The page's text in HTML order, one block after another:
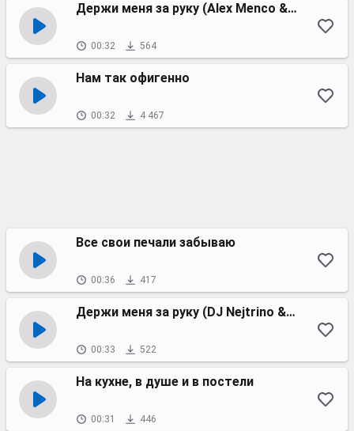
Держи меня за руку (Alex Menco & Motivee remix)
00:32 564
Нам так офигенно
00:32 4 467
Все свои печали забываю
00:36 417
Держи меня за руку (DJ Nejtrino & DJ Baur radio mix)
00:33 522
На кухне, в душе и в постели
00:31 446